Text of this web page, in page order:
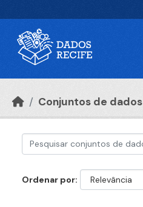
Conjuntos de dados
Ordenar por